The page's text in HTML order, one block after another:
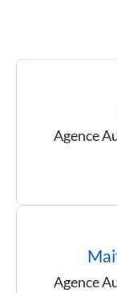
Agence
Agence